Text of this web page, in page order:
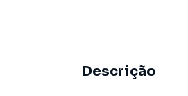
Descrição